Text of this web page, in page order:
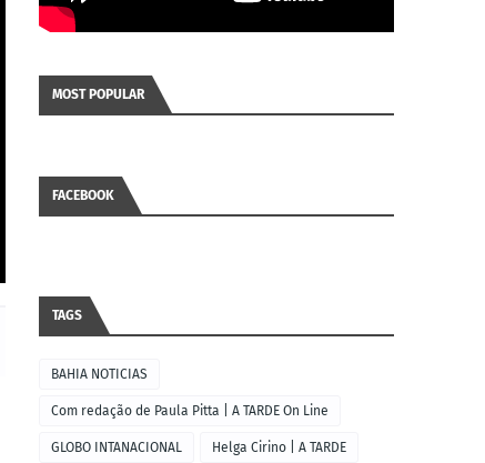
MOST POPULAR
FACEBOOK
TAGS
BAHIA NOTICIAS
Com redação de Paula Pitta | A TARDE On Line
GLOBO INTANACIONAL Helga Cirino | A TARDE